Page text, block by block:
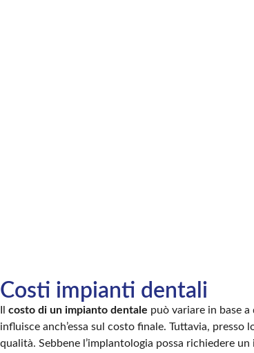
Costi impianti dentali
Il costo di un impianto dentale può variare in base
influisce anch’essa sul costo finale. Tuttavia, presso
qualità. Sebbene l’implantologia possa richiedere